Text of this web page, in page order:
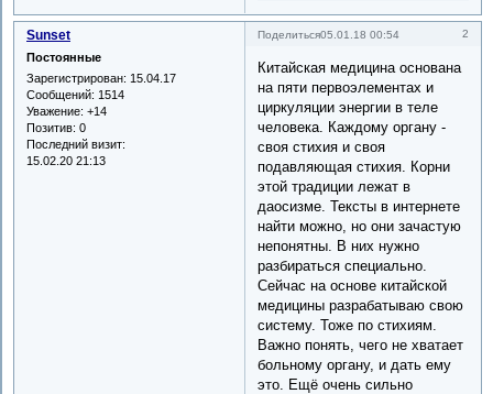
Поделиться 2
05.01.18 00:54
Sunset
Постоянные
Зарегистрирован: 15.04.17
Сообщений: 1514
Уважение: +14
Позитив: 0
Последний визит:
15.02.20 21:13
Китайская медицина основана
на пяти первоэлементах и
циркуляции энергии в теле
человека. Каждому органу -
своя стихия и своя
подавляющая стихия. Корни
этой традиции лежат в
даосизме. Тексты в интернете
найти можно, но они зачастую
непонятны. В них нужно
разбираться специально.
Сейчас на основе китайской
медицины разрабатываю свою
систему. Тоже по стихиям.
Важно понять, чего не хватает
больному органу, и дать ему
это. Ещё очень сильно